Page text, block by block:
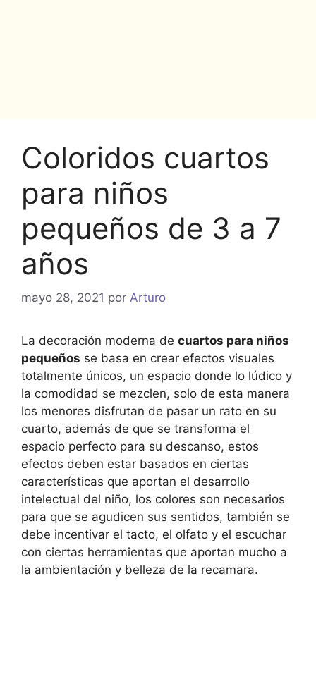
Coloridos cuartos
para niños
pequeños de 3 a 7
años
mayo 28, 2021 por Arturo
La decoración moderna de cuartos para niños
pequeños se basa en crear efectos visuales
totalmente únicos, un espacio donde lo lúdico y
la comodidad se mezclen, solo de esta manera
los menores disfrutan de pasar un rato en su
cuarto, además de que se transforma el
espacio perfecto para su descanso, estos
efectos deben estar basados en ciertas
características que aportan el desarrollo
intelectual del niño, los colores son necesarios
para que se agudicen sus sentidos, también se
debe incentivar el tacto, el olfato y el escuchar
con ciertas herramientas que aportan mucho a
la ambientación y belleza de la recamara.